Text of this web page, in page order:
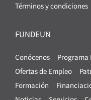
Términos y condiciones
FUNDEUN
Conócenos Programa
Ofertas de Empleo
Formación